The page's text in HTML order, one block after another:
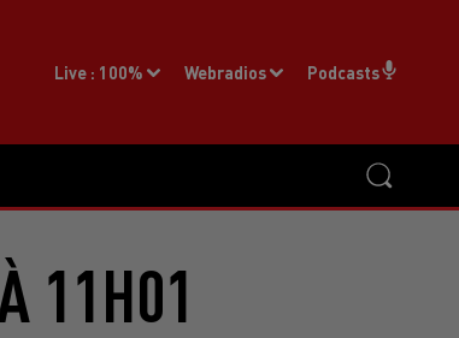
Live : 100% Webradios Podcasts
11H01